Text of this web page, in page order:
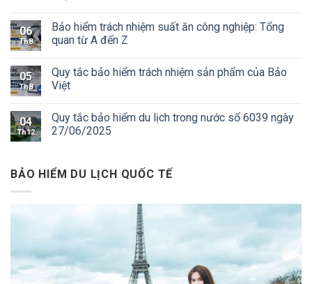
06
Th8
Bảo hiểm trách nhiệm suất ăn công nghiệp: Tổng
quan từ A đến Z
05
Th8
Quy tắc bảo hiểm trách nhiệm sản phẩm của Bảo
Việt
04
Th12
Quy tắc bảo hiểm du lịch trong nước số 6039 ngày
27/06/2025
BẢO HIỂM DU LỊCH QUỐC TẾ